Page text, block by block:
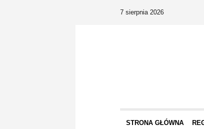
7 sierpnia 2026
STRONA GŁÓWNA